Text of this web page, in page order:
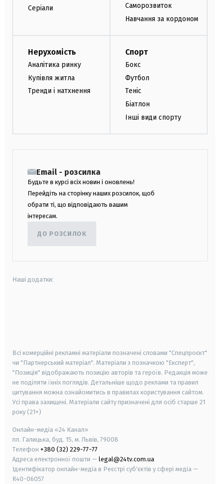
Серіали
Саморозвиток
Навчання за кордоном
Нерухомість
Аналітика ринку
Купівля житла
Тренди і натхнення
Спорт
Бокс
Футбол
Теніс
Біатлон
Інші види спорту
Email - розсилка
Будьте в курсі всіх новин і оновлень!
Перейдіть на сторінку наших розсилок, щоб
обрати ті, що відповідають вашим
інтересам.
ДО РОЗСИЛОК
Наші додатки:
Всі комерційні рекламні матеріали позначені словами "Спецпроєкт"
чи "Партнерський матеріал". Матеріали з позначкою "Експерт",
"Позиція" відображають позицію авторів та героїв. Редакція може
не поділяти їхніх поглядів. Детальніше щодо реклами та правил
цитування можна ознайомитись в правилах користування сайтом.
Усі права захищені. Матеріали сайту призначені для осіб старше 21
року (21+)
Онлайн-медіа «24 Канал»
пл. Галицька, буд. 15, м. Львів, 79008
Телефон +380 (32) 229-77-77
Адреса електронної пошти — legal@24tv.com.ua
Ідентифікатор онлайн-медіа в Реєстрі суб'єктів у сфері медіа —
R40-06057